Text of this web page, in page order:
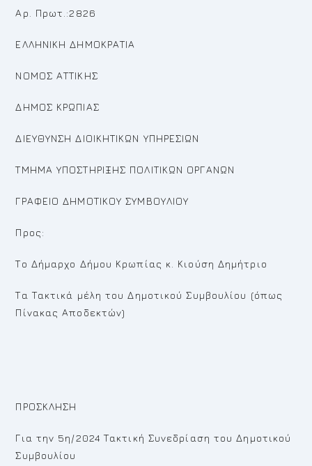
Αρ. Πρωτ.:2826
ΕΛΛΗΝΙΚΗ ΔΗΜΟΚΡΑΤΙΑ
ΝΟΜΟΣ ΑΤΤΙΚΗΣ
ΔΗΜΟΣ ΚΡΩΠΙΑΣ
ΔΙΕΥΘΥΝΣΗ ΔΙΟΙΚΗΤΙΚΩΝ ΥΠΗΡΕΣΙΩΝ
ΤΜΗΜΑ ΥΠΟΣΤΗΡΙΞΗΣ ΠΟΛΙΤΙΚΩΝ ΟΡΓΑΝΩΝ
ΓΡΑΦΕΙΟ ΔΗΜΟΤΙΚΟΥ ΣΥΜΒΟΥΛΙΟΥ
Προς:
Το Δήμαρχο Δήμου Κρωπίας κ. Κιούση Δημήτριο
Τα Τακτικά μέλη του Δημοτικού Συμβουλίου (όπως
Πίνακας Αποδεκτών)
ΠΡΟΣΚΛΗΣΗ
Για την 5η/2024 Τακτική Συνεδρίαση του Δημοτικού
Συμβουλίου